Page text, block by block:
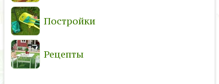
Постройки
Рецепты